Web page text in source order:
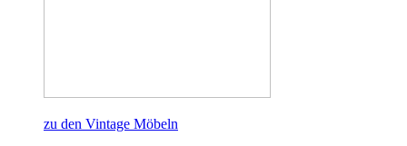
zu den Vintage Möbeln